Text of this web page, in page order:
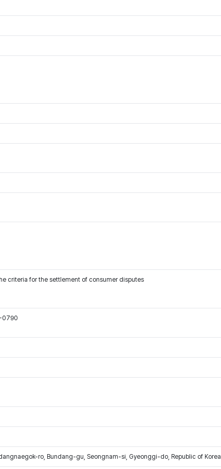
criteria for the settlement of consumer disputes
0790
ro, Bundang-gu, Seongnam-si, Gyeonggi-do, Republic of Korea